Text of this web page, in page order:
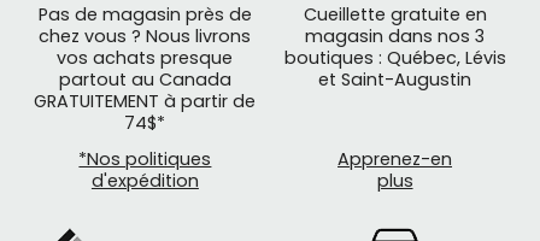
Pas de magasin près de
chez vous ? Nous livrons
vos achats presque
partout au Canada
GRATUITEMENT à partir de
74$*
*Nos politiques
d'expédition
Cueillette gratuite en
magasin dans nos 3
boutiques : Québec, Lévis
et Saint-Augustin
Apprenez-en
plus